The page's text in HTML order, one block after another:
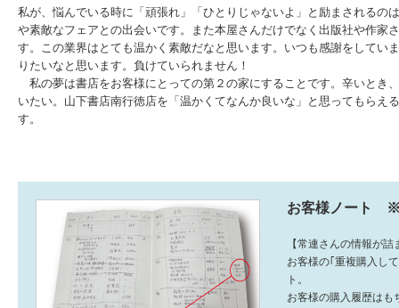
私が、悩んでいる時に「頑張れ」「ひとりじゃないよ」と励まされるの
や素敵なフェアとの出会いです。また本屋さんだけでなく出版社や作家
す。この業界はとても温かく素敵だなと思います。いつも感謝をしてい
りたいなと思います。負けていられません！
私の夢は書店をお客様にとっての第２の家にすることです。辛いとき
いたい。山下書店南行徳店を「温かくてなんか良いな」と思ってもらえ
す。
お客様ノート
【常連さんの情報が
お客様の｢重複購入し
ト。
お客様の購入履歴はも